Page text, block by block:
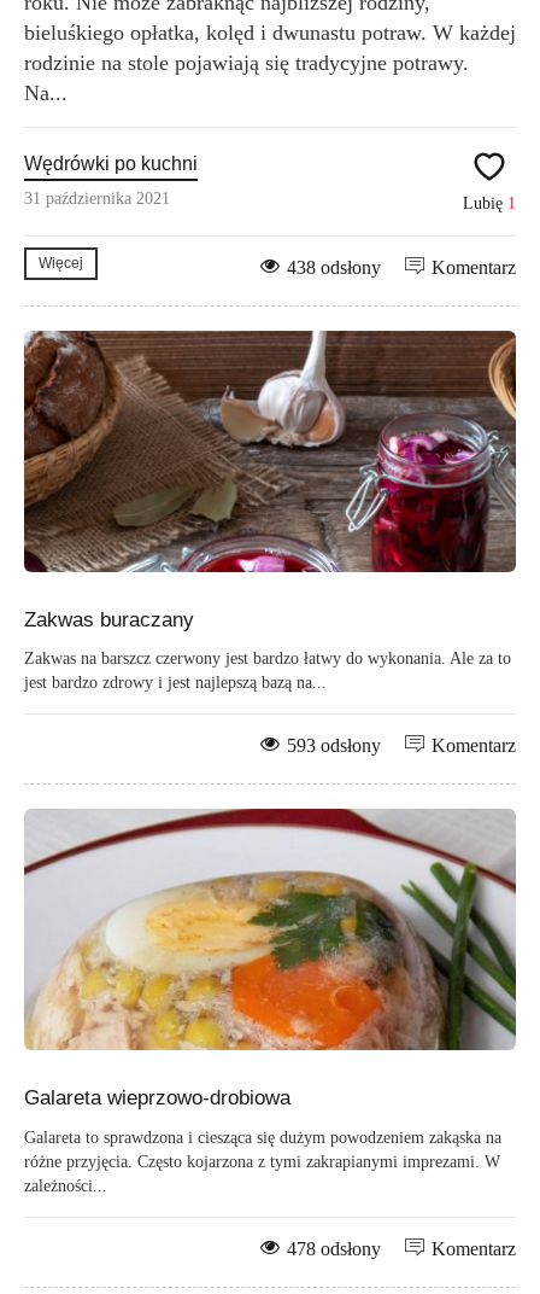
bieluśkiego opłatka, kolęd i dwunastu potraw. W każdej
rodzinie na stole pojawiają się tradycyjne potrawy.
Na...
Wędrówki po kuchni
31 października 2021 Lubię 1
Więcej Komentarz
438 odsłony
Zakwas buraczany
Zakwas na barszcz czerwony jest bardzo łatwy do wykonania. Ale za to
jest bardzo zdrowy i jest najlepszą bazą na...
Komentarz
593 odsłony
Galareta wieprzowo-drobiowa
Galareta to sprawdzona i ciesząca się dużym powodzeniem zakąska na
różne przyjęcia. Często kojarzona z tymi zakrapianymi imprezami. W
zależności...
Komentarz
478 odsłony